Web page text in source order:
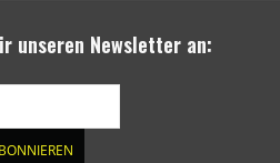
unseren Newsletter an: